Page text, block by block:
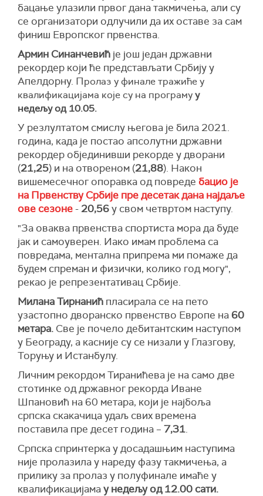
бацање улазили првог дана такмичења, али су
се организатори одлучили да их оставе за сам
финиш Европског првенства.
Армин Синанчевић је још један државни
рекордер који ће представљати Србију у
Апелдорну. Пролаз у финале тражиће у
квалификацијама које су на програмуу
недељу од 10.05.
У резлултатом смислу његова је била 2021.
година, када је постао апсолутни државни
рекордер објединивши рекорде у дворани
(21,25) и на отвореном (21,88). Након
вишемесечног опоравка од повреде бацио је
на Првенству Србије пре десетак дана најдаље
ове сезоне- 20,56у свом четвртом наступу.
"За оваква првенства спортиста мора да буде
јак и самоуверен. Иако имам проблема са
повредама, ментална припрема ми помаже да
будем спреман и физички, колико год могу",
рекао је репрезентативац Србије.
Милана Тирнанић пласирала се на пето
узастопно дворанско првенство Европе на60
метара. Све је почело дебитантским наступом
у Београду, а касније су се низали у Глазгову,
Торуњу и Истанбулу.
Личним рекордом Тиранићева је на само две
стотинке од државног рекорда Иване
Шпановић на 60 метара, који је најбоља
српска скакачица удаљ свих времена
поставила пре десет година – 7,31.
Српска спринтерка у досадашњим наступима
није пролазила у нареду фазу такмичења, а
прилику за пролаз у полуфинале имаће у
квалификацијамау недељу од 12.00 сати.